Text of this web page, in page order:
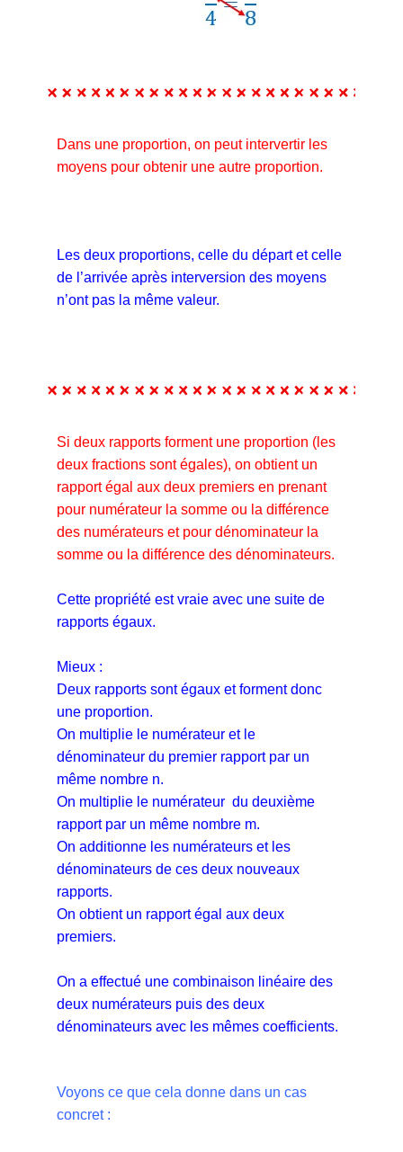
Dans une proportion, on peut intervertir les
moyens pour obtenir une autre proportion.
Les deux proportions, celle du départ et celle
de l’arrivée après interversion des moyens
n’ont pas la même valeur.
Si deux rapports forment une proportion (les
deux fractions sont égales), on obtient un
rapport égal aux deux premiers en prenant
pour numérateur la somme ou la différence
des numérateurs et pour dénominateur la
somme ou la différence des dénominateurs.
Cette propriété est vraie avec une suite de
rapports égaux.
Mieux :
Deux rapports sont égaux et forment donc
une proportion.
On multiplie le numérateur et le
dénominateur du premier rapport par un
même nombre n.
On multiplie le numérateur du deuxième
rapport par un même nombre m.
On additionne les numérateurs et les
dénominateurs de ces deux nouveaux
rapports.
On obtient un rapport égal aux deux
premiers.
On a effectué une combinaison linéaire des
deux numérateurs puis des deux
dénominateurs avec les mêmes coefficients.
Voyons ce que cela donne dans un cas
concret :